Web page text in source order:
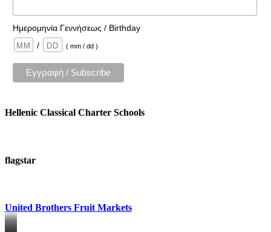
Ημερομηνία Γεννήσεως / Birthday
/
( mm / dd )
Hellenic Classical Charter Schools
flagstar
United Brothers Fruit Markets